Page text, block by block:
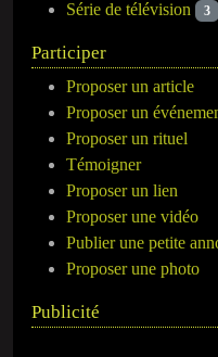
Série de télévision 3
Participer
Proposer un article
Proposer un
Proposer un rituel
Témoigner
Proposer un lien
Proposer une vidéo
Publier une petite
Proposer une photo
Publicité